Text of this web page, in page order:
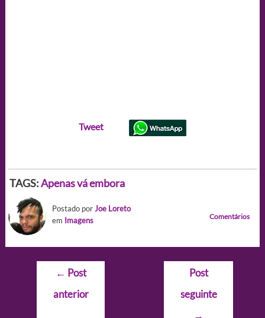
Tweet
TAGS:Apenas vá embora
Postado porJoe Loreto
em Imagens Comentários
Navegação
Post
← Post
anterior
Post
seguinte
→